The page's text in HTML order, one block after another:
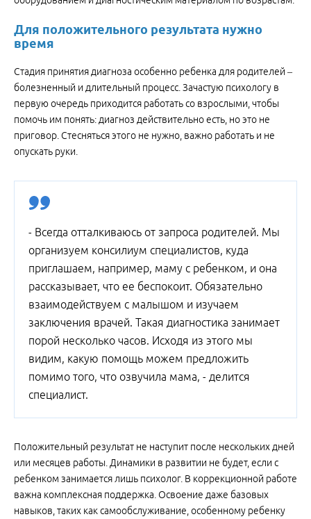
Для положительного результата нужно
время
Стадия принятия диагноза особенно ребенка для родителей –
болезненный и длительный процесс. Зачастую психологу в
первую очередь приходится работать со взрослыми, чтобы
помочь им понять: диагноз действительно есть, но это не
приговор. Стесняться этого не нужно, важно работать и не
опускать руки.
- Всегда отталкиваюсь от запроса родителей. Мы
организуем консилиум специалистов, куда
приглашаем, например, маму с ребенком, и она
рассказывает, что ее беспокоит. Обязательно
взаимодействуем с малышом и изучаем
заключения врачей. Такая диагностика занимает
порой несколько часов. Исходя из этого мы
видим, какую помощь можем предложить
помимо того, что озвучила мама, - делится
специалист.
Положительный результат не наступит после нескольких дней
или месяцев работы. Динамики в развитии не будет, если с
ребенком занимается лишь психолог. В коррекционной работе
важна комплексная поддержка. Освоение даже базовых
навыков, таких как самообслуживание, особенному ребенку